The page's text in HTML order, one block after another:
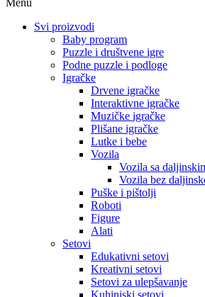
Menu
Svi proizvodi
Baby program
Puzzle i društvene igre
Podne puzzle i podloge
Igračke
Drvene igračke
Interaktivne igračke
Muzičke igračke
Plišane igračke
Lutke i bebe
Vozila
Vozila sa
Vozila bez
Puške i pištolji
Roboti
Figure
Alati
Setovi
Edukativni setovi
Kreativni setovi
Setovi za ulepšavanje
Kuhinjski setovi